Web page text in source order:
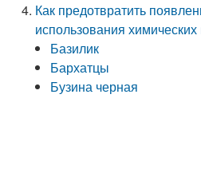
Как предотвратить
использования
Базилик
Бархатцы
Бузина черная